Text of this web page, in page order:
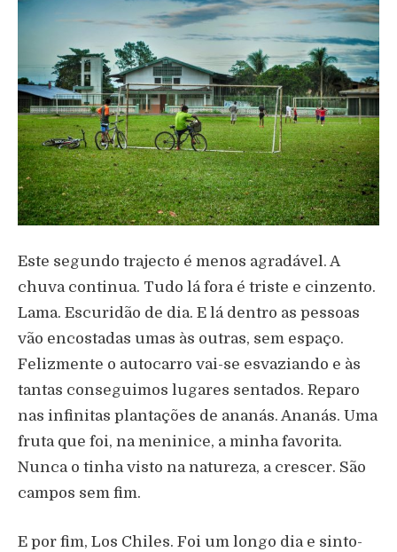
Este segundo trajecto é menos agradável. A
chuva continua. Tudo lá fora é triste e cinzento.
Lama. Escuridão de dia. E lá dentro as pessoas
vão encostadas umas às outras, sem espaço.
Felizmente o autocarro vai-se esvaziando e às
tantas conseguimos lugares sentados. Reparo
nas infinitas plantações de ananás. Ananás. Uma
fruta que foi, na meninice, a minha favorita.
Nunca o tinha visto na natureza, a crescer. São
campos sem fim.
E por fim, Los Chiles. Foi um longo dia e sinto-